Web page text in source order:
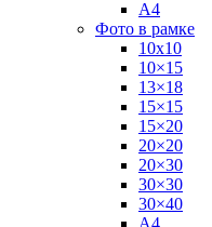
А4
Фото в рамке
10х10
10×15
13×18
15×15
15×20
20×20
20×30
30×30
30×40